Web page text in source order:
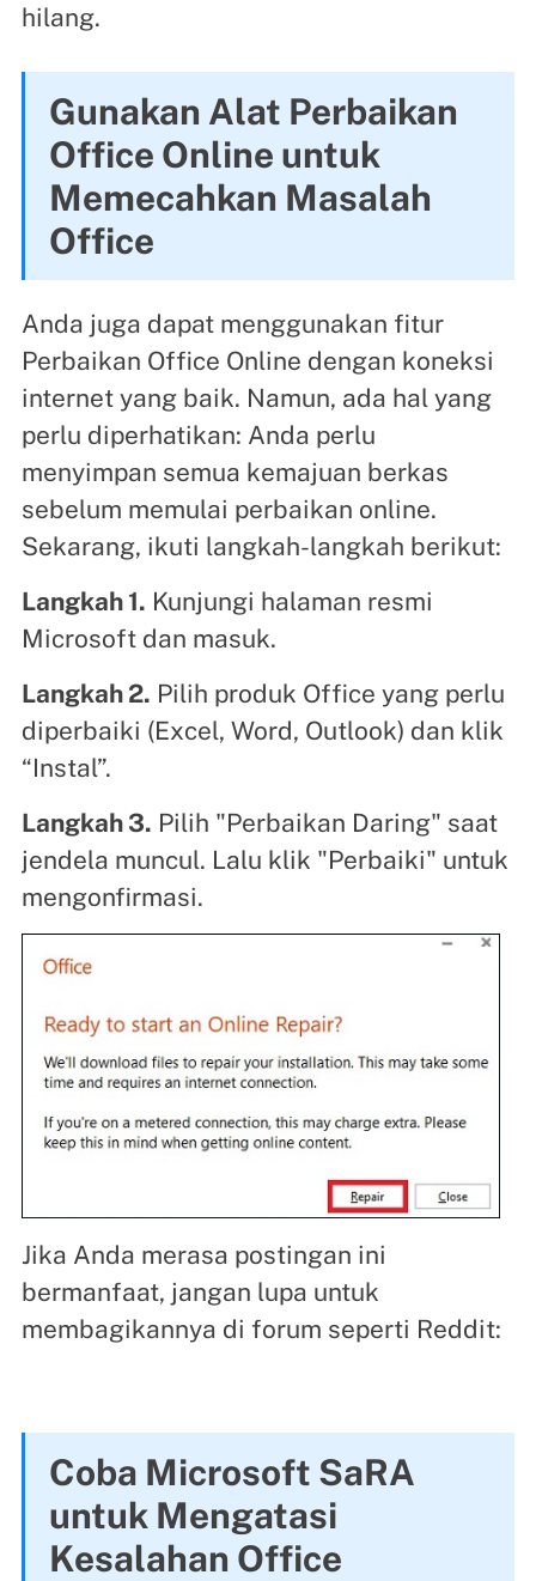
hilang.
Gunakan Alat Perbaikan
Office Online untuk
Memecahkan Masalah
Office
Anda juga dapat menggunakan fitur
Perbaikan Office Online dengan koneksi
internet yang baik. Namun, ada hal yang
perlu diperhatikan: Anda perlu
menyimpan semua kemajuan berkas
sebelum memulai perbaikan online.
Sekarang, ikuti langkah-langkah berikut:
Langkah 1. Kunjungi halaman resmi
Microsoft dan masuk.
Langkah 2. Pilih produk Office yang perlu
diperbaiki (Excel, Word, Outlook) dan klik
“Instal”.
Langkah 3. Pilih "Perbaikan Daring" saat
jendela muncul. Lalu klik "Perbaiki" untuk
mengonfirmasi.
Jika Anda merasa postingan ini
bermanfaat, jangan lupa untuk
membagikannya di forum seperti Reddit:
Coba Microsoft SaRA
untuk Mengatasi
Kesalahan Office